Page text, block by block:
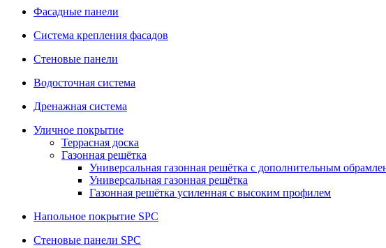
Фасадные панели
Система крепления фасадов
Стеновые панели
Водосточная система
Дренажная система
Уличное покрытие
Террасная доска
Газонная решётка
Универсальная газонная решётка с дополнительным
Универсальная газонная решётка
Газонная решётка усиленная с высоким профилем
Напольное покрытие SPC
Стеновые панели SPC